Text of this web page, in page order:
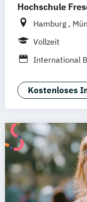
Hochschule
Hamburg
Berlin
Braunschweig
Vollzeit
International
Kostenloses